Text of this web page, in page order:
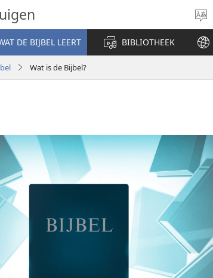
DE BIJBEL LEERT BIBLIOTHEEK
Wat is de Bijbel?